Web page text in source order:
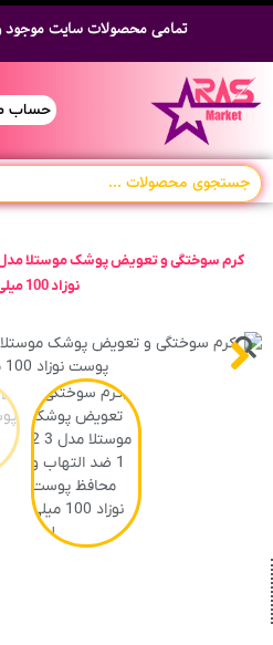
تمامی محصولات سایت موجود
حساب
نوزاد 100 میلی لیتر